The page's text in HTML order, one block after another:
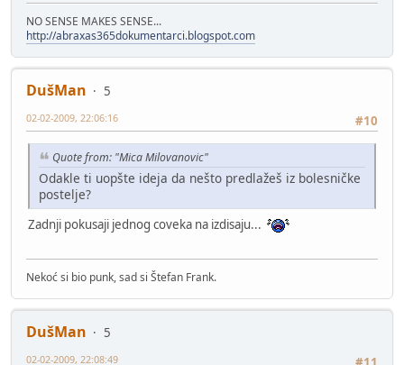
NO SENSE MAKES SENSE...
http://abraxas365dokumentarci.blogspot.com
DušMan
5
#10
02-02-2009, 22:06:16
Quote from: "Mica Milovanovic"
Odakle ti uopšte ideja da nešto predlažeš iz bolesničke
postelje?
Zadnji pokusaji jednog coveka na izdisaju...
Nekoć si bio punk, sad si Štefan Frank.
DušMan
5
02-02-2009, 22:08:49